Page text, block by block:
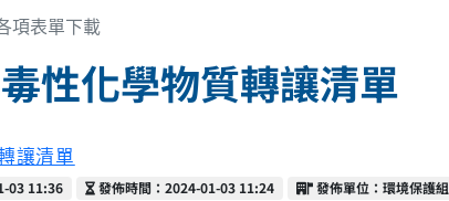
項表單下載
性化學物質轉讓清單
讓清單
03 11:36 發佈時間
發佈時間：2024-01-03 11:24 發佈單位
發佈單位：環境保護組